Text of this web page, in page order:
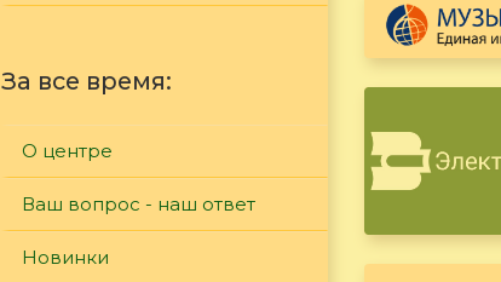
За все время:
О центре
Ваш вопрос - наш ответ
Новинки